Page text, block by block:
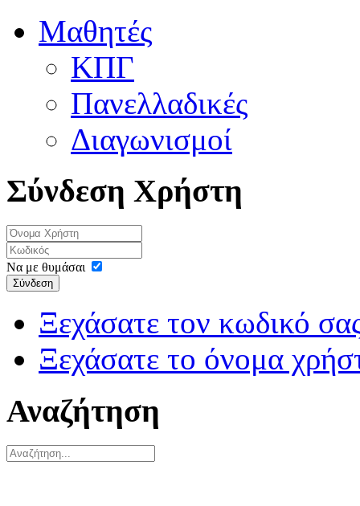
Μαθητές
ΚΠΓ
Πανελλαδικές
Διαγωνισμοί
Σύνδεση Χρήστη
Να με θυμάσαι
Σύνδεση
Ξεχάσατε τον κωδικό
Ξεχάσατε το όνομα
Αναζήτηση